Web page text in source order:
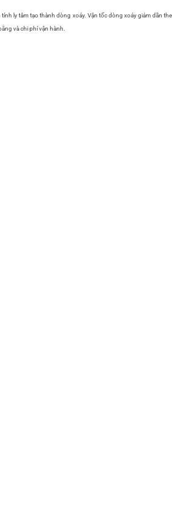
ly tâm tạo thành dòng xoáy. Vận tốc dòng xoáy giảm dần
và chi phí vận hành.